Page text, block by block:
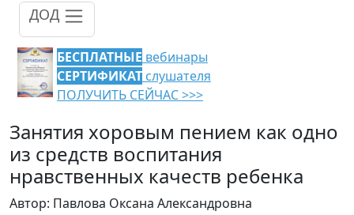
ДОД
БЕСПЛАТНЫЕ вебинары
СЕРТИФИКАТ слушателя
ПОЛУЧИТЬ СЕЙЧАС >>>
Занятия хоровым пением как одно
из средств воспитания
нравственных качеств ребенка
Автор: Павлова Оксана Александровна